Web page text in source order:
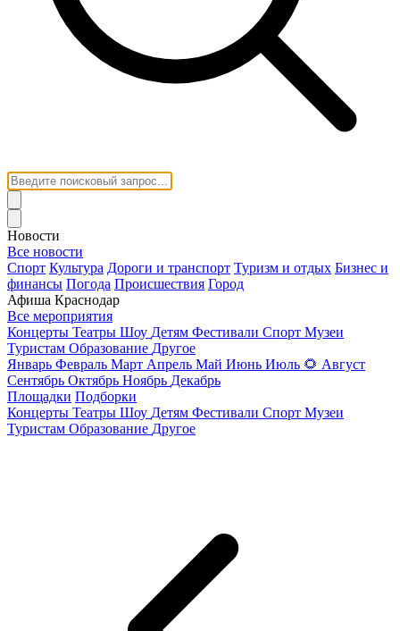
Новости
Все новости
Спорт Культура Дороги и транспорт Туризм и отдых Бизнес и
финансы Погода Происшествия Город
Афиша Краснодар
Все мероприятия
Концерты Театры Шоу Детям Фестивали Спорт Музеи
Туристам Образование Другое
Январь Февраль Март Апрель Май Июнь Июль 🌻 Август
Сентябрь Октябрь Ноябрь Декабрь
Площадки Подборки
Концерты Театры Шоу Детям Фестивали Спорт Музеи
Туристам Образование Другое